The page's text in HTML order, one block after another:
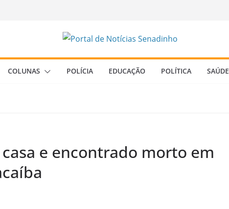
COLUNAS POLÍCIA EDUCAÇÃO POLÍTICA SAÚDE
e encontrado morto em